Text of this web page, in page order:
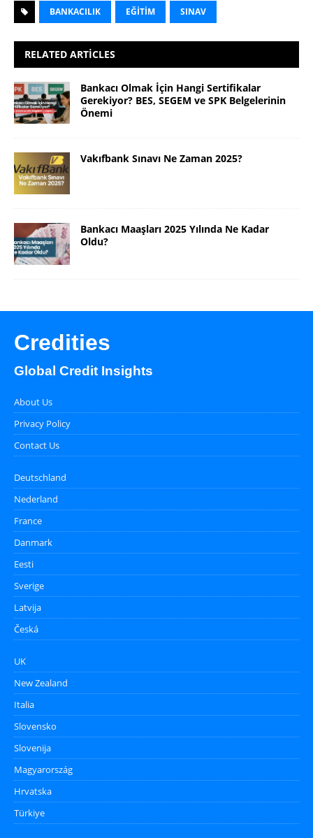
BANKACILIK EĞITIM SINAV
RELATED ARTICLES
Bankacı Olmak İçin Hangi Sertifikalar
Gerekiyor? BES, SEGEM ve SPK Belgelerinin
Önemi
Vakıfbank Sınavı Ne Zaman 2025?
Bankacı Maaşları 2025 Yılında Ne Kadar
Oldu?
Credities
Global Credit Insights
About Us
Privacy Policy
Contact Us
Deutschland
Nederland
France
Danmark
Eesti
Sverige
Latvija
Česká
UK
New Zealand
Italia
Slovensko
Slovenija
Magyarország
Hrvatska
Türkiye